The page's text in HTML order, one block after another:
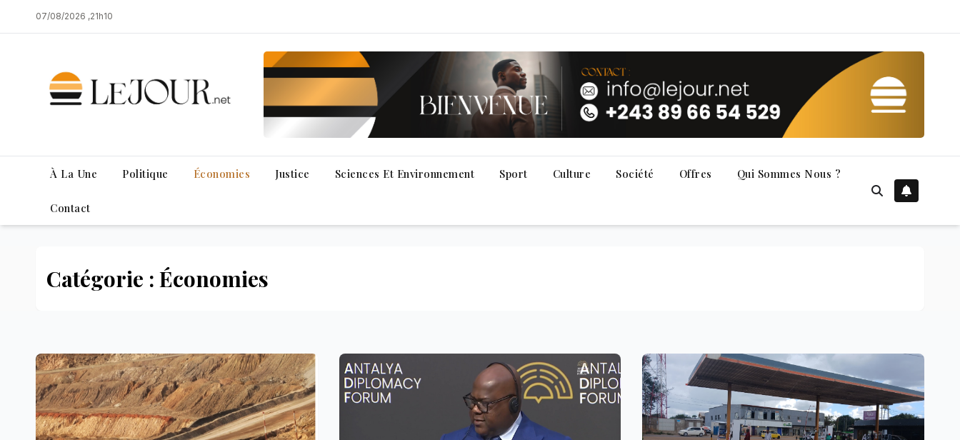
to
07/08/2026 ,21h10
À La Une Politique Économies Justice Sciences Et Environnement Sport Culture Société Offres Qui Sommes Nous ?
Contact
Catégorie : Économies